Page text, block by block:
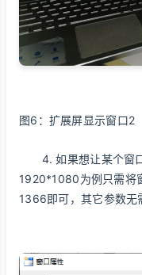
图6：扩展屏显示窗口2
4. 如果想让某个窗口
1920*1080为例只需将
1366即可，其它参数无